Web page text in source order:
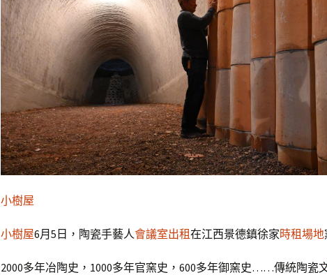
小樹屋
小樹屋6月5日，陶瓷手藝人會議室出租在江西景德鎮徐家時租場地
2000多年冶陶史，1000多年官窯史，600多年御窯史……傳統陶瓷